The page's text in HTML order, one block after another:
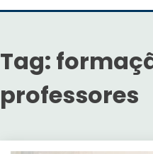
Tag:
professores